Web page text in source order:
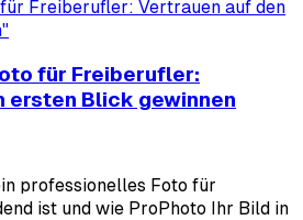
Freiberufler: Vertrauen auf den
"
für Freiberufler:
ersten Blick gewinnen
professionelles Foto für
ist und wie ProPhoto Ihr Bild in